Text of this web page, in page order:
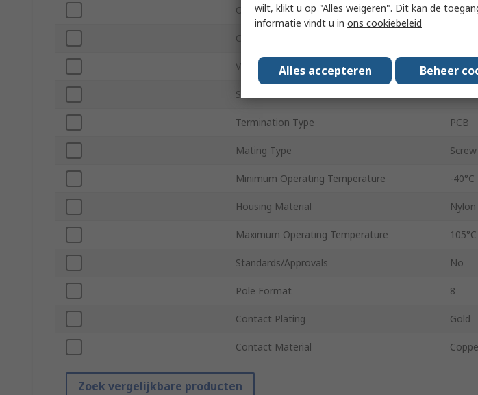
Orientation
Coding
Voltage 30V
Shell Size
Termination Type PCB
Mating Type
Minimum Operating Temperature -40°C
Housing Material Nylon
Maximum Operating Temperature 105°C
Standards/Approvals No
Pole Format 8
Contact Plating Gold
Contact Material
Zoek vergelijkbare producten
wilt, klikt u op "Alles weigeren". Dit kan de
informatie vindt u in ons cookiebeleid
Alles accepteren Beheer